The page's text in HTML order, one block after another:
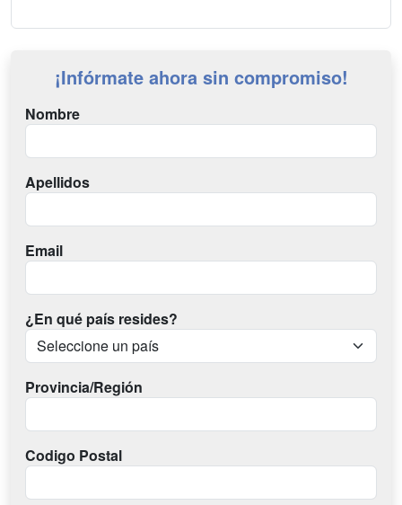
¡Infórmate ahora sin compromiso!
Nombre
Apellidos
Email
¿En qué país resides?
Provincia/Región
Codigo Postal